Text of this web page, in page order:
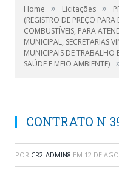
Home » Licitações »
(REGISTRO DE PREÇO
COMBUSTÍVEIS, PARA
MUNICIPAL, SECRETARIAS
MUNICIPAIS DE TRABALHO
SAÚDE E MEIO AMBIENTE)
CONTRATO N
POR CR2-ADMIN8 EM 12 DE